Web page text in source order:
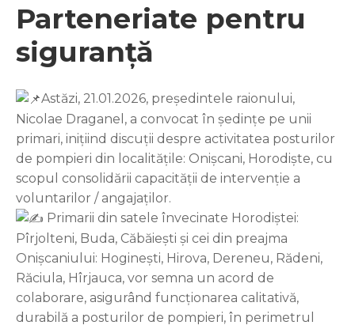
Parteneriate pentru
siguranță
Astăzi, 21.01.2026, președintele raionului,
Nicolae Draganel, a convocat în ședințe pe unii
primari, inițiind discuții despre activitatea posturilor
de pompieri din localitățile: Onișcani, Horodiște, cu
scopul consolidării capacității de intervenție a
voluntarilor / angajaților.
Primarii din satele învecinate Horodiștei:
Pîrjolteni, Buda, Căbăiești și cei din preajma
Onișcaniului: Hoginești, Hirova, Dereneu, Rădeni,
Răciula, Hîrjauca, vor semna un acord de
colaborare, asigurând funcționarea calitativă,
durabilă a posturilor de pompieri, în perimetrul